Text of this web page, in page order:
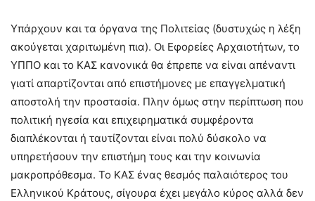
Υπάρχουν και τα όργανα της Πολιτείας (δυστυχώς η λέξη
ακούγεται χαριτωμένη πια). Οι Εφορείες Αρχαιοτήτων, το
ΥΠΠΟ και το ΚΑΣ κανονικά θα έπρεπε να είναι απέναντι
γιατί απαρτίζονται από επιστήμονες με επαγγελματική
αποστολή την προστασία. Πλην όμως στην περίπτωση που
πολιτική ηγεσία και επιχειρηματικά συμφέροντα
διαπλέκονται ή ταυτίζονται είναι πολύ δύσκολο να
υπηρετήσουν την επιστήμη τους και την κοινωνία
μακροπρόθεσμα. Το ΚΑΣ ένας θεσμός παλαιότερος του
Ελληνικού Κράτους, σίγουρα έχει μεγάλο κύρος αλλά δεν